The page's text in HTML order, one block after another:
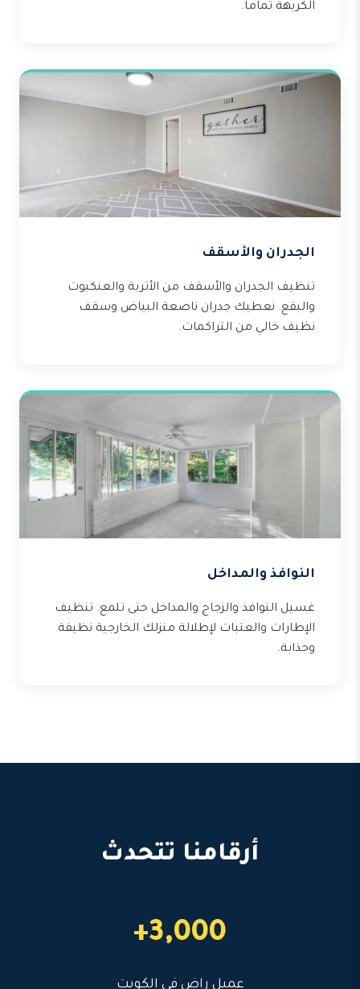
الكريهة تماماً.
الجدران والأسقف
تنظيف الجدران والأسقف من الأتربة والعنكبوت
والبقع. نعطيك جدران ناصعة البياض وسقف
نظيف خالي من التراكمات.
النوافذ والمداخل
غسيل النوافذ والزجاج والمداخل حتى تلمع. تنظيف
الإطارات والعتبات لإطلالة منزلك الخارجية نظيفة
وجذابة.
أرقامنا تتحدث
3,000+
عميل راضٍ في الكويت